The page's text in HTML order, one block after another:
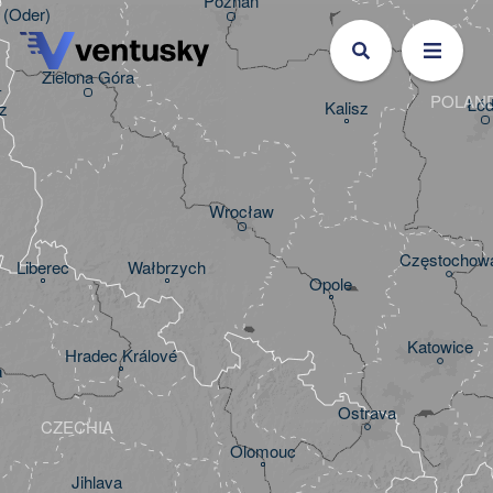
Zielona Góra
Hradec Králové
Jihlava
Wałbrzych
Liberec
CZECHIA
Wrocław
Katowice
Ostrava
Konin
Olomouc
Kalisz
Opole